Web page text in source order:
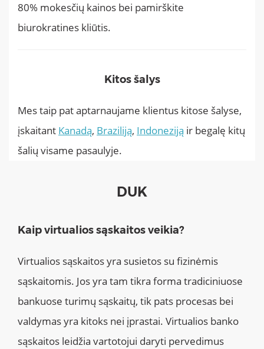
80% mokesčių kainos bei pamirškite
biurokratines kliūtis.
Kitos šalys
Mes taip pat aptarnaujame klientus kitose šalyse,
įskaitant Kanadą, Braziliją, Indoneziją ir begalę kitų
šalių visame pasaulyje.
DUK
Kaip virtualios sąskaitos veikia?
Virtualios sąskaitos yra susietos su fizinėmis
sąskaitomis. Jos yra tam tikra forma tradiciniuose
bankuose turimų sąskaitų, tik pats procesas bei
valdymas yra kitoks nei įprastai. Virtualios banko
sąskaitos leidžia vartotojui daryti pervedimus